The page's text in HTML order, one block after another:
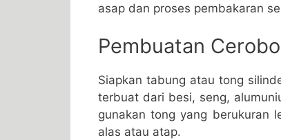
asap dan proses pembakaran
Pembuatan
Siapkan tabung atau tong
terbuat dari besi, seng,
gunakan tong yang berukuran
alas atau atap.